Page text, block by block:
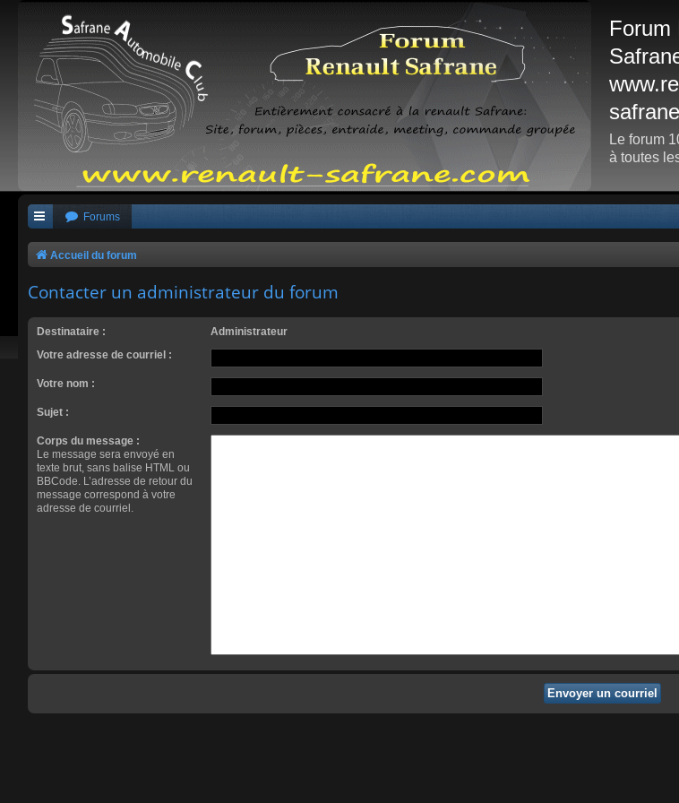
Forum
Le forum
à toutes
Forums
Accueil du forum
Contacter un administrateur du forum
Destinataire :
Administrateur
Votre adresse de courriel :
Votre nom :
Sujet :
Corps du message :
Le message sera envoyé en
texte brut, sans balise HTML ou
BBCode. L’adresse de retour du
message correspond à votre
adresse de courriel.